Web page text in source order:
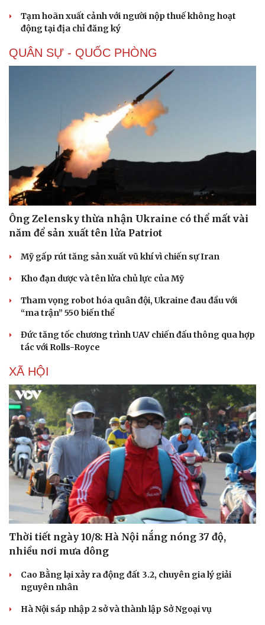
Sức khỏe
Cây thuốc
Sản phụ khoa
Nam khoa
Đời sống
Blog
Tạm hoãn xuất cảnh với người nộp thuế không hoạt
động tại địa chỉ đăng ký
QUÂN SỰ - QUỐC PHÒNG
Ông Zelensky thừa nhận Ukraine có thể mất vài
năm để sản xuất tên lửa Patriot
Mỹ gấp rút tăng sản xuất vũ khí vì chiến sự Iran
Kho đạn dược và tên lửa chủ lực của Mỹ
Tham vọng robot hóa quân đội, Ukraine đau đầu với
“ma trận” 550 biến thể
Đức tăng tốc chương trình UAV chiến đấu thông qua hợp
tác với Rolls-Royce
XÃ HỘI
Thời tiết ngày 10/8: Hà Nội nắng nóng 37 độ,
nhiều nơi mưa dông
Cao Bằng lại xảy ra động đất 3.2, chuyên gia lý giải
nguyên nhân
Hà Nội sáp nhập 2 sở và thành lập Sở Ngoại vụ